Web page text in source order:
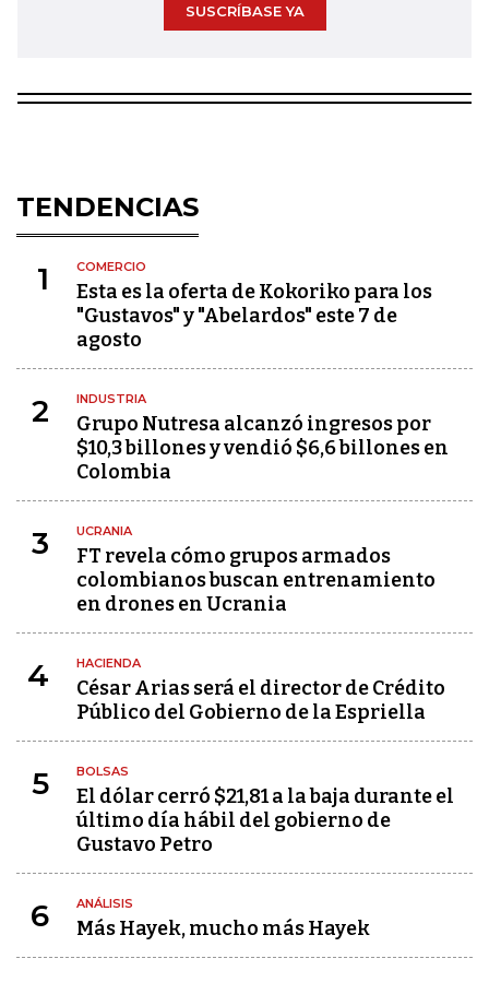
SUSCRÍBASE YA
TENDENCIAS
1 COMERCIO
Esta es la oferta de Kokoriko para los
"Gustavos" y "Abelardos" este 7 de
agosto
2 INDUSTRIA
Grupo Nutresa alcanzó ingresos por
$10,3 billones y vendió $6,6 billones en
Colombia
3 UCRANIA
FT revela cómo grupos armados
colombianos buscan entrenamiento
en drones en Ucrania
4 HACIENDA
César Arias será el director de Crédito
Público del Gobierno de la Espriella
5 BOLSAS
El dólar cerró $21,81 a la baja durante el
último día hábil del gobierno de
Gustavo Petro
6 ANÁLISIS
Más Hayek, mucho más Hayek